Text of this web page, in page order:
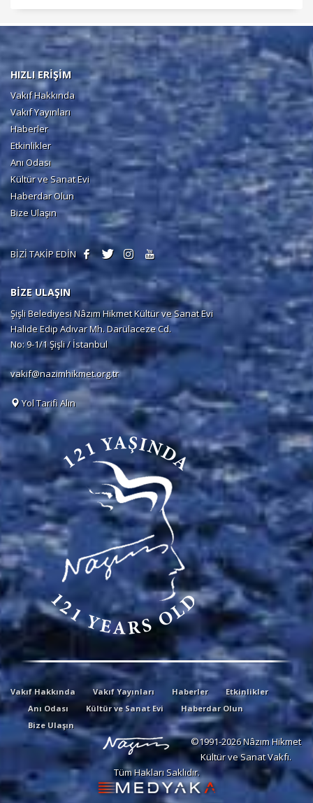
HIZLI ERİŞİM
Vakıf Hakkında
Vakıf Yayınları
Haberler
Etkinlikler
Anı Odası
Kültür ve Sanat Evi
Haberdar Olun
Bize Ulaşın
BİZİ TAKİP EDİN
BİZE ULAŞIN
Şişli Belediyesi Nâzım Hikmet Kültür ve Sanat Evi
Halide Edip Adıvar Mh. Darülaceze Cd.
No: 9-1/1 Şişli / İstanbul
vakif@nazimhikmet.org.tr
Yol Tarifi Alın
Vakıf Hakkında Vakıf Yayınları Haberler
Etkinlikler
Anı Odası
Kültür ve Sanat Evi
Haberdar Olun
Bize Ulaşın
©1991-2026 Nâzım Hikmet
Kültür ve Sanat Vakfı.
Tüm Hakları Saklıdır.